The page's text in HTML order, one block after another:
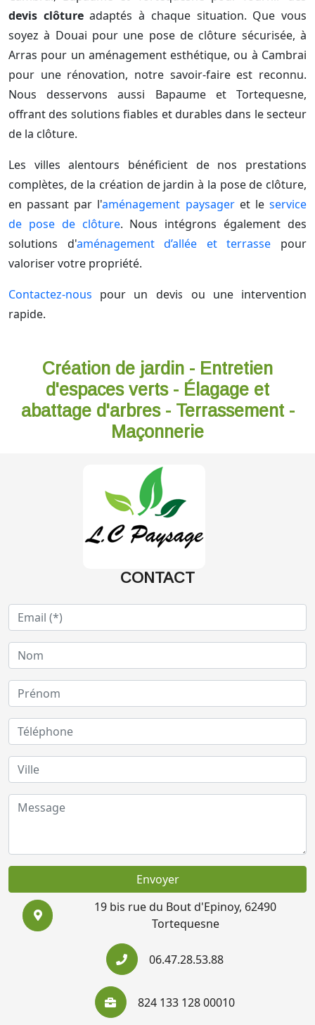
devis clôtureadaptés à chaque situation. Que vous
soyez à Douai pour une pose de clôture sécurisée, à
Arras pour un aménagement esthétique, ou à Cambrai
pour une rénovation, notre savoir-faire est reconnu.
Nous desservons aussi Bapaume et Tortequesne,
offrant des solutions fiables et durables dans le secteur
de la clôture.
Les villes alentours bénéficient de nos prestations
complètes, de la création de jardin à la pose de clôture,
en passant par l'aménagement paysageret leservice
de pose de clôture. Nous intégrons également des
solutions d'aménagement d’allée et terrasse pour
valoriser votre propriété.
Contactez-nous pour un devis ou une intervention
rapide.
Création de jardin - Entretien
d'espaces verts - Élagage et
abattage d'arbres - Terrassement -
Maçonnerie
CONTACT
Envoyer
19 bis rue du Bout d'Epinoy, 62490
Tortequesne
06.47.28.53.88
824 133 128 00010